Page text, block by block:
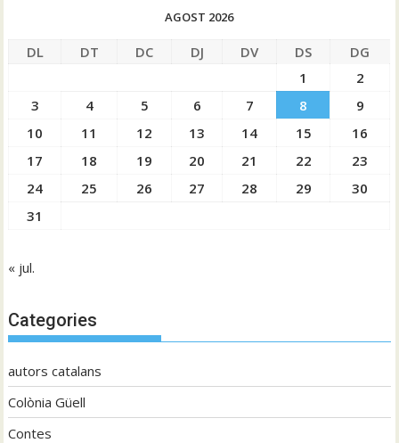
AGOST 2026
DL DT DC DJ DV DS
DG
1
2
3
4 5 6 7 8
9
10
11 12 13 14 15
16
17
18 19 20 21 22
23
24
25 26 27 28 29
30
31
« jul.
Categories
autors catalans
Colònia Güell
Contes